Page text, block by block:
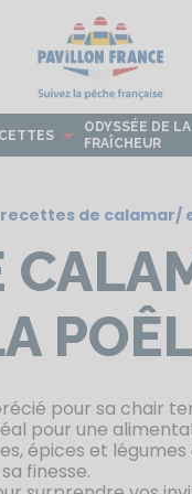
ODYSSÉE DE LA
FRAÎCHEUR
recettes de calamar/
pour sa chair
pour une
épices et
finesse.